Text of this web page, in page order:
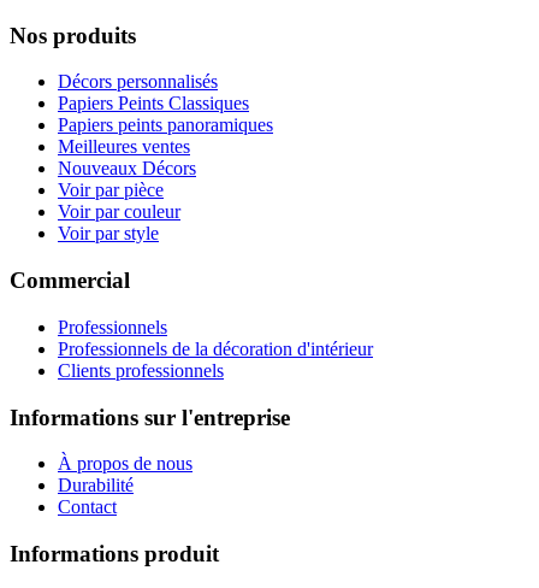
Nos produits
Décors personnalisés
Papiers Peints Classiques
Papiers peints panoramiques
Meilleures ventes
Nouveaux Décors
Voir par pièce
Voir par couleur
Voir par style
Commercial
Professionnels
Professionnels de la décoration d'intérieur
Clients professionnels
Informations sur l'entreprise
À propos de nous
Durabilité
Contact
Informations produit